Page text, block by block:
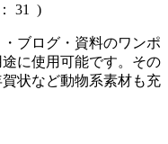
： 31 )
ブログ・資料のワンポ
に使用可能です。その
状など動物系素材も充